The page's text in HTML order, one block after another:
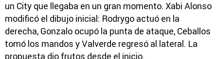
un City que llegaba en un gran momento. Xabi Alonso
modificó el dibujo inicial: Rodrygo actuó en la
derecha, Gonzalo ocupó la punta de ataque, Ceballos
tomó los mandos y Valverde regresó al lateral. La
propuesta dio frutos desde el inicio.